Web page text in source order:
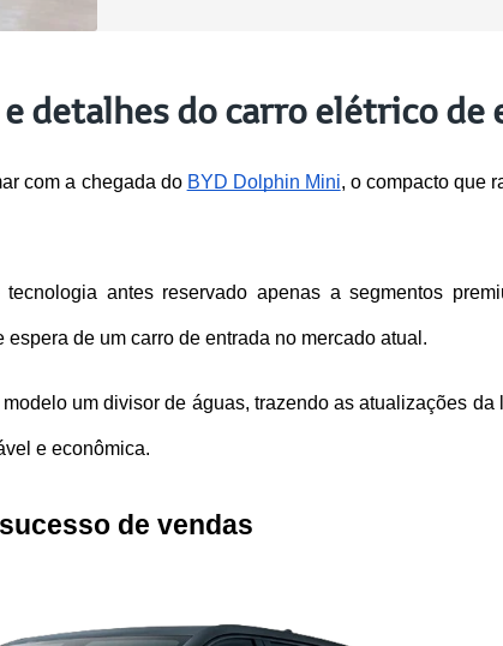
detalhes do carro elétrico de
com a chegada do BYD Dolphin Mini, o compacto que
antes reservado apenas a segmentos
de um carro de entrada no mercado atual.
um divisor de águas, trazendo as atualizações da
e econômica.
de vendas